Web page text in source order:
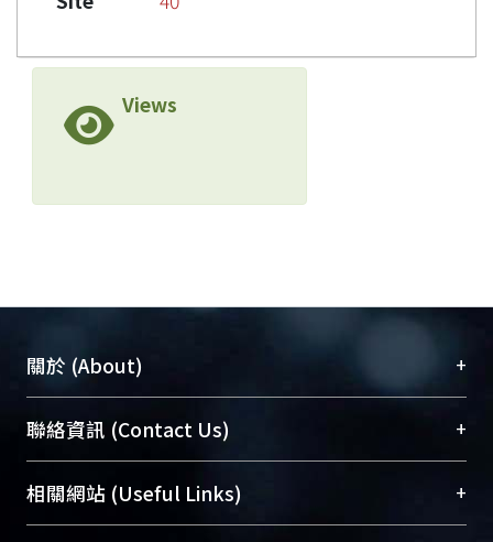
Views
關於 (About) +
臺大位居世界頂尖大學之列，為永久珍藏及向國際
展現本校豐碩的研究成果及學術能量，圖書館整合
機構典藏（NTUR）與學術庫（AH）不同功能平
台，成為臺大學術典藏NTU scholars。期能整合研
聯絡資訊 (Contact Us) +
總館學科館員(Main Library)
醫學圖書館學科館員(Medical Library)
相關網站 (Useful Links) +